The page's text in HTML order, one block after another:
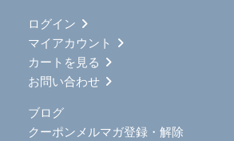
ログイン
マイアカウント
カートを見る
お問い合わせ
ブログ
クーポンメルマガ登録・解除